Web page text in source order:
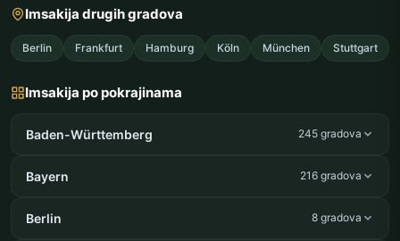
Imsakija drugih gradova
Berlin Frankfurt Hamburg Köln München Stuttgart
Imsakija po pokrajinama
Baden-Württemberg 245 gradova
Bayern 216 gradova
Berlin 8 gradova